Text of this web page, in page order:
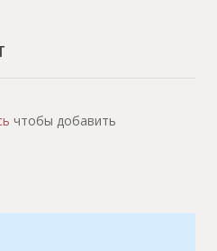
чтобы добавить